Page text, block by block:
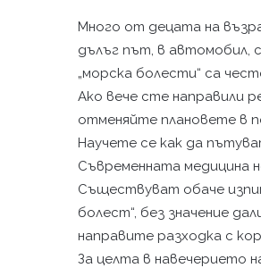
Много от децата на
дълъг път, в автомобил,
„морска болести“ са
Ако вече сте направили
отменяйте плановете в
Научете се как да
Съвременната медицина
Съществуват обаче
болест“, без значение
направите разходка с
За целта в навечерието